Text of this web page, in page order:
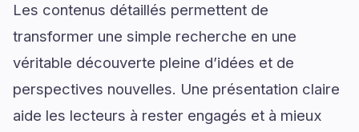
Les contenus détaillés permettent de
transformer une simple recherche en une
véritable découverte pleine d’idées et de
perspectives nouvelles. Une présentation claire
aide les lecteurs à rester engagés et à mieux